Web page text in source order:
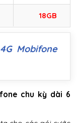
18GB
Mobifone
chu kỳ dài 6